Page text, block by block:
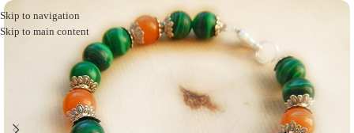
Skip to navigation
Skip to main content